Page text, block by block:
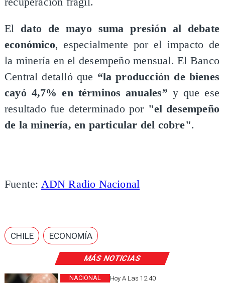
MÁS NOTICIAS
Hoy A Las 12:40
NACIONAL
El dato de mayo suma presión al debate
económico, especialmente por el impacto de
la minería en el desempeño mensual. El Banco
Central detalló que “la producción de bienes
cayó 4,7% en términos anuales” y que ese
resultado fue determinado por "el desempeño
de la minería, en particular del cobre".
Fuente: ADN Radio Nacional
CHILE ECONOMÍA